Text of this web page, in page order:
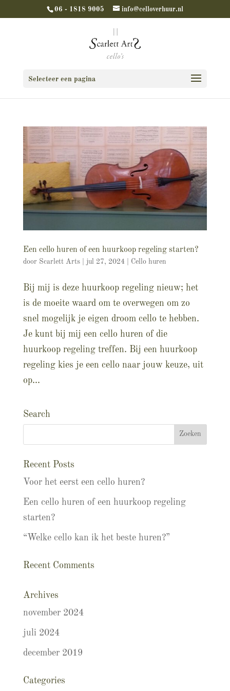
06 - 1818 9005 info@celloverhuur.nl
Selecteer een pagina
Een cello huren of een huurkoop regeling starten?
door Scarlett Arts| jul 27, 2024| Cello huren
Bij mij is deze huurkoop regeling nieuw; het
is de moeite waard om te overwegen om zo
snel mogelijk je eigen droom cello te hebben.
Je kunt bij mij een cello huren of die
huurkoop regeling treffen. Bij een huurkoop
regeling kies je een cello naar jouw keuze, uit
op...
Search
Recent Posts
Voor het eerst een cello huren?
Een cello huren of een huurkoop regeling
starten?
“Welke cello kan ik het beste huren?”
Recent Comments
Archives
november 2024
juli 2024
december 2019
Categories